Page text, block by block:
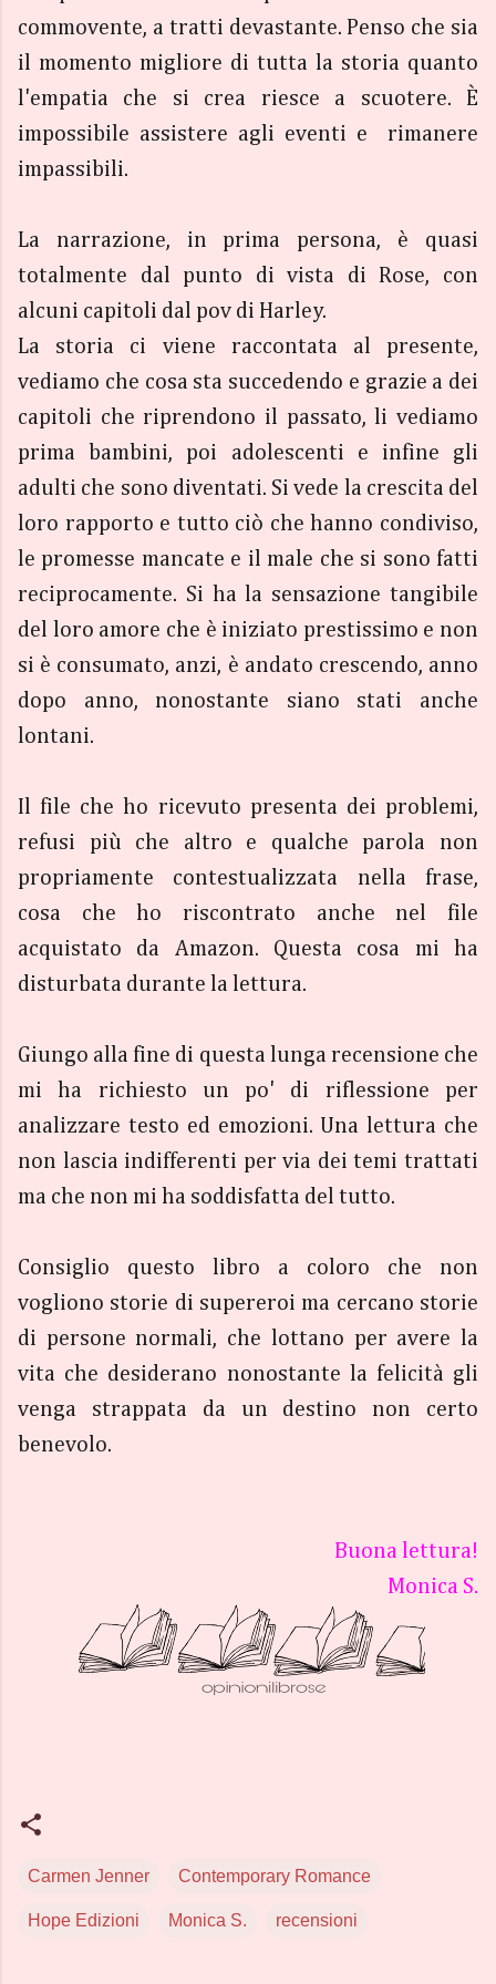
commovente, a tratti devastante. Penso che sia
il momento migliore di tutta la storia quanto
l'empatia che si crea riesce a scuotere. È
impossibile assistere agli eventi e rimanere
impassibili.
La narrazione, in prima persona, è quasi
totalmente dal punto di vista di Rose, con
alcuni capitoli dal pov di Harley.
La storia ci viene raccontata al presente,
vediamo che cosa sta succedendo e grazie a dei
capitoli che riprendono il passato, li vediamo
prima bambini, poi adolescenti e infine gli
adulti che sono diventati. Si vede la crescita del
loro rapporto e tutto ciò che hanno condiviso,
le promesse mancate e il male che si sono fatti
reciprocamente. Si ha la sensazione tangibile
del loro amore che è iniziato prestissimo e non
si è consumato, anzi, è andato crescendo, anno
dopo anno, nonostante siano stati anche
lontani.
Il file che ho ricevuto presenta dei problemi,
refusi più che altro e qualche parola non
propriamente contestualizzata nella frase,
cosa che ho riscontrato anche nel file
acquistato da Amazon. Questa cosa mi ha
disturbata durante la lettura.
Giungo alla fine di questa lunga recensione che
mi ha richiesto un po' di riflessione per
analizzare testo ed emozioni. Una lettura che
non lascia indifferenti per via dei temi trattati
ma che non mi ha soddisfatta del tutto.
Consiglio questo libro a coloro che non
vogliono storie di supereroi ma cercano storie
di persone normali, che lottano per avere la
vita che desiderano nonostante la felicità gli
venga strappata da un destino non certo
benevolo.
Buona lettura!
Monica S.
Carmen Jenner Contemporary Romance
Hope Edizioni Monica S. recensioni